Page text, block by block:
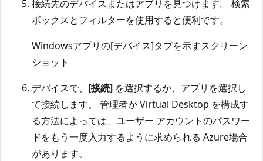
接続先のデバイスまたはアプリを見つけます。 検索
ボックスとフィルターを使用すると便利です。
Windowsアプリの[デバイス]タブを示すスクリーン
ショット
デバイスで、 [接続] を選択するか、アプリを選択し
て接続します。 管理者が Virtual Desktop を構成す
る方法によっては、ユーザー アカウントのパスワー
ドをもう一度入力するように求められる Azure場合
があります。